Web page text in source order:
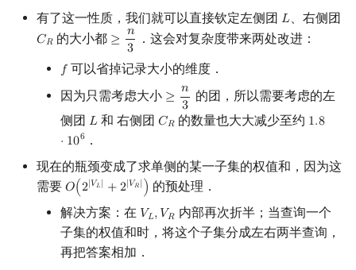
有了这一性质，我们就可以直接钦定左侧团 𝐿
L、右侧团
𝐶𝑅
CR 的大小都 ≥ 𝑛
3
≥n 3 ．这会对复杂度带来两处改进：
𝑓
f 可以省掉记录大小的维度．
因为只需考虑大小 ≥ 𝑛
3
≥n 3
的团，所以需要考虑的左
侧团 𝐿
L和 右侧团 𝐶𝑅
CR 的数量也大大减少至约 1.8
⋅ 106
1.8⋅
．
现在的瓶颈变成了求单侧的某一子集的权值和，因为这
需要 𝑂(2|𝑉𝐿| +2|𝑉𝑅| )
O(2|VL +2 |VR| ) 的预处理．
解决方案：在 𝑉𝐿, 𝑉𝑅
VL,VR 内部再次折半；当查询一个
子集的权值和时，将这个子集分成左右两半查询，
再把答案相加．